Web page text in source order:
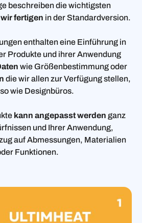
beschreiben die wichtigsten
wir fertigen in der Standardversion.
enthalten eine Einführung in
Produkte und ihrer Anwendung
wie Größenbestimmung oder
die wir allen zur Verfügung stellen,
wie Designbüros.
kann angepasst werden ganz
und Ihrer Anwendung,
auf Abmessungen, Materialien
Funktionen.